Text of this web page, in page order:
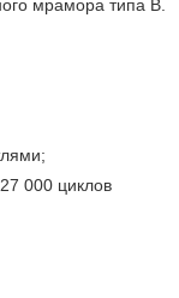
мрамора типа B.
000 циклов